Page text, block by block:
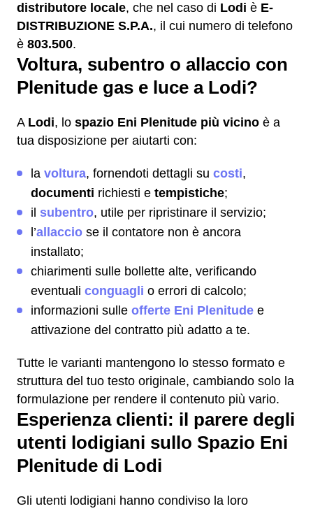
distributore locale, che nel caso di Lodi è E-
DISTRIBUZIONE S.P.A., il cui numero di telefono
è 803.500.
Voltura, subentro o allaccio con
Plenitude gas e luce a Lodi?
A Lodi, lo spazio Eni Plenitude più vicino è a
tua disposizione per aiutarti con:
la voltura, fornendoti dettagli su costi,
documenti richiesti e tempistiche;
il subentro, utile per ripristinare il servizio;
l’allaccio se il contatore non è ancora
installato;
chiarimenti sulle bollette alte, verificando
eventuali conguagli o errori di calcolo;
informazioni sulle offerte Eni Plenitude e
attivazione del contratto più adatto a te.
Tutte le varianti mantengono lo stesso formato e
struttura del tuo testo originale, cambiando solo la
formulazione per rendere il contenuto più vario.
Esperienza clienti: il parere degli
utenti lodigiani sullo Spazio Eni
Plenitude di Lodi
Gli utenti lodigiani hanno condiviso la loro